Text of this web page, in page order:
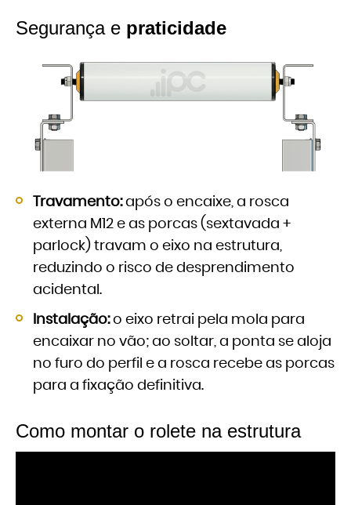
Segurança e praticidade
Travamento:após o encaixe, a rosca
externa M12 e as porcas (sextavada +
parlock) travam o eixo na estrutura,
reduzindo o risco de desprendimento
acidental.
Instalação:o eixo retrai pela mola para
encaixar no vão; ao soltar, a ponta se aloja
no furo do perfil e a rosca recebe as porcas
para a fixação definitiva.
Como montar o rolete na estrutura